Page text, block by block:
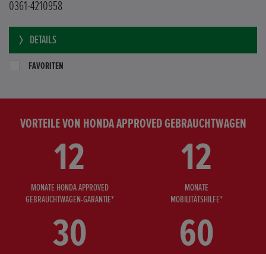
0361-4210958
DETAILS
FAVORITEN
VORTEILE VON HONDA APPROVED GEBRAUCHTWAGEN
12
MONATE HONDA APPROVED
GEBRAUCHTWAGEN-GARANTIE*
12
MONATE
MOBILITÄTSHILFE*
30 60